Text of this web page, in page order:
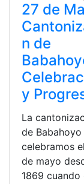
27 de
n de
y
La
de Babahoyo
celebramos
de mayo
1869 cuando